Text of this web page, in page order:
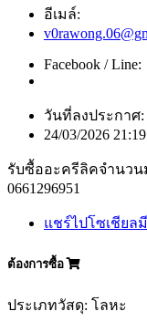
อีเมล์:
Facebook / Line:
วันที่ลงประกาศ:
24/03/2026
รับซื้ออะครีลิคจำนวนม
0661296951
แชร์ไปโซเชียลมี
ต้องการซื้อ
ประเภทวัสดุ: โลหะ